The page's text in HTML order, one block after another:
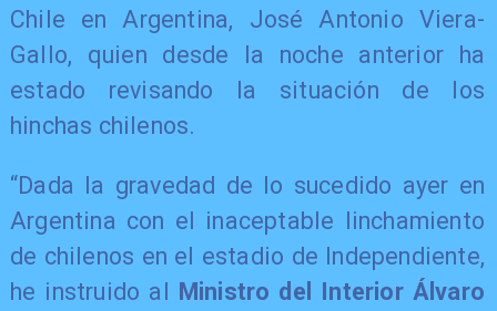
Chile en Argentina, José Antonio Viera-
Gallo, quien desde la noche anterior ha
estado revisando la situación de los
hinchas chilenos.
“Dada la gravedad de lo sucedido ayer en
Argentina con el inaceptable linchamiento
de chilenos en el estadio de Independiente,
he instruido al Ministro del Interior Álvaro